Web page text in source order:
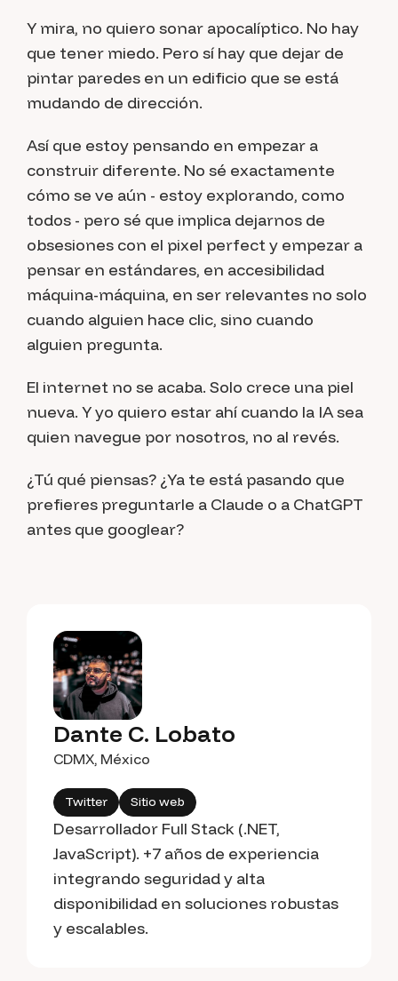
Y mira, no quiero sonar apocalíptico. No hay
que tener miedo. Pero sí hay que dejar de
pintar paredes en un edificio que se está
mudando de dirección.
Así que estoy pensando en empezar a
construir diferente. No sé exactamente
cómo se ve aún - estoy explorando, como
todos - pero sé que implica dejarnos de
obsesiones con el pixel perfect y empezar a
pensar en estándares, en accesibilidad
máquina-máquina, en ser relevantes no solo
cuando alguien hace clic, sino cuando
alguien pregunta.
El internet no se acaba. Solo crece una piel
nueva. Y yo quiero estar ahí cuando la IA sea
quien navegue por nosotros, no al revés.
¿Tú qué piensas? ¿Ya te está pasando que
prefieres preguntarle a Claude o a ChatGPT
antes que googlear?
Dante C. Lobato
CDMX, México
Twitter Sitio web
Desarrollador Full Stack (.NET,
JavaScript). +7 años de experiencia
integrando seguridad y alta
disponibilidad en soluciones robustas
y escalables.